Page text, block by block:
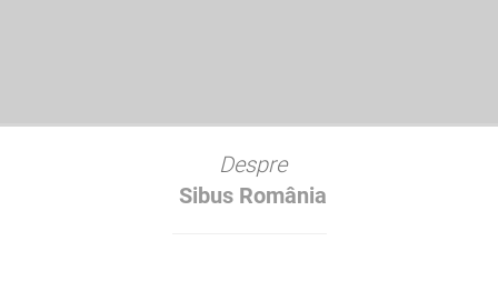
Despre
Sibus România